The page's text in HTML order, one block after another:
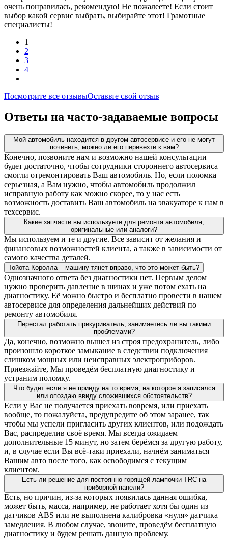
очень понравилась, рекомендую! Не пожалеете! Если стоит
выбор какой сервис выбрать, выбирайте этот! Грамотные
специалисты!
1
2
3
4
Посмотрите все отзывыОставьте свой отзыв
Ответы на часто-задаваемые вопросы
Мой автомобиль находится в другом автосервисе и его не могут
починить, можно ли его перевезти к вам?
Конечно, позвоните нам и возможно нашей консультации
будет достаточно, чтобы сотрудники стороннего автосервиса
смогли отремонтировать Ваш автомобиль. Но, если поломка
серьезная, а Вам нужно, чтобы автомобиль продолжил
исправную работу как можно скорее, то у нас есть
возможность доставить Ваш автомобиль на эвакуаторе к нам в
техсервис.
Какие запчасти вы используете для ремонта автомобиля,
оригинальные или аналоги?
Мы используем и те и другие. Все зависит от желания и
финансовых возможностей клиента, а также в зависимости от
самого качества деталей.
Тойота Королла – машину тянет вправо, что это может быть?
Однозначного ответа без диагностики нет. Первым делом
нужно проверить давление в шинах и уже потом ехать на
диагностику. Её можно быстро и бесплатно провести в нашем
автосервисе для определения дальнейших действий по
ремонту автомобиля.
Перестал работать прикуриватель, занимаетесь ли вы такими
проблемами?
Да, конечно, возможно вышел из строя предохранитель, либо
произошло короткое замыкание в следствии подключения
слишком мощных или неисправных электроприборов.
Приезжайте, Мы проведём бесплатную диагностику и
устраним поломку.
Что будет если я не приеду на то время, на которое я записался
или опоздаю ввиду сложившихся обстоятельств?
Если у Вас не получается приехать вовремя, или приехать
вообще, то пожалуйста, предупредите об этом заранее, так
чтобы мы успели пригласить других клиентов, или подождать
Вас, распределив своё время. Мы всегда ожидаем
дополнительные 15 минут, но затем берёмся за другую работу,
и, в случае если Вы всё-таки приехали, начнём заниматься
Вашим авто после того, как освободимся с текущим
клиентом.
Есть ли решение для постоянно горящей лампочки TRC на
приборной панели?
Есть, но причин, из-за которых появилась данная ошибка,
может быть, масса, например, не работает хотя бы один из
датчиков ABS или не выполнена калибровка «нуля» датчика
замедления. В любом случае, звоните, проведём бесплатную
диагностику и будем решать данную проблему.